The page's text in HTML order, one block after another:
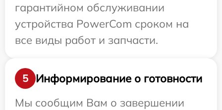
гарантийном обслуживании
устройства PowerCom сроком на
все виды работ и запчасти.
5
Информирование о готовности
Мы сообщим Вам о завершении